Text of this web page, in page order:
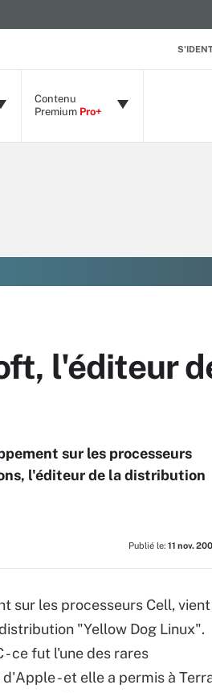
Contenu
Premium Pro+
l'éditeur
sur les processeurs
l'éditeur de la distribution
Publié le: 11 nov.
sur les processeurs Cell, vient
"Yellow Dog Linux".
ce fut l'une des rares
- et elle a permis à